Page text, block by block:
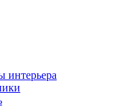
интерьера